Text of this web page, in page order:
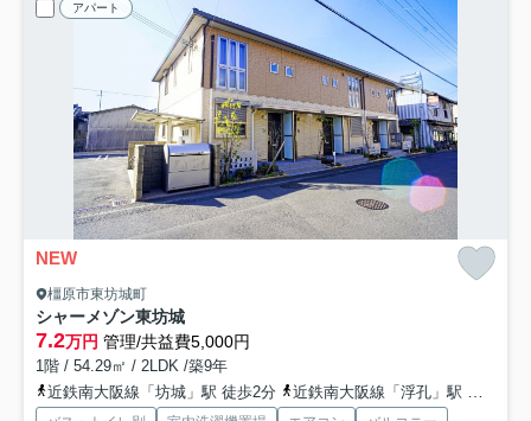
アパート
NEW
橿原市東坊城町
シャーメゾン東坊城
7.2万円 管理/共益費5,000円
1階 / 54.29㎡ / 2LDK /築9年
近鉄南大阪線「坊城」駅 徒歩2分
近鉄南大阪線「浮孔」駅 徒歩22分